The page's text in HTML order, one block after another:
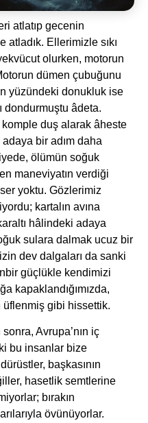
atlatıp gecenin
atladık. Ellerimizle sıkı
olurken, motorun
dümen çubuğunu
yüzündeki donukluk ise
dondurmuştu âdeta.
duş alarak âheste
bir adım daha
ölümün soğuk
maneviyatın verdiği
yoktu. Gözlerimiz
kartalın avına
hâlindeki adaya
sulara dalmak ucuz bir
dev dalgaları da sanki
güçlükle kendimizi
kapaklandığımızda,
gibi hissettik.
Avrupa’nın iç
bu insanlar bize
başkasının
hasetlik semtlerine
bırakın
övünüyorlar.